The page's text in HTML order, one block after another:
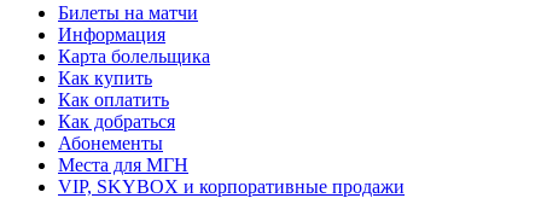
Билеты на матчи
Информация
Карта болельщика
Как купить
Как оплатить
Как добраться
Абонементы
Места для МГН
VIP, SKYBOX и корпоративные продажи